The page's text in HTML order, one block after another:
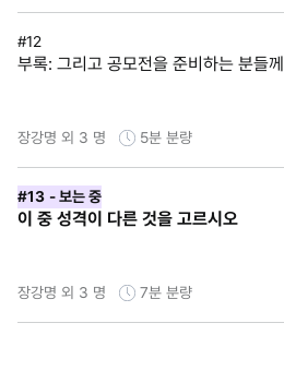
#12
부록: 그리고 공모전을 준비하는 분들께
장강명 외 3 명 5분 분량
#13 - 보는 중
이 중 성격이 다른 것을 고르시오
장강명 외 3 명 7분 분량